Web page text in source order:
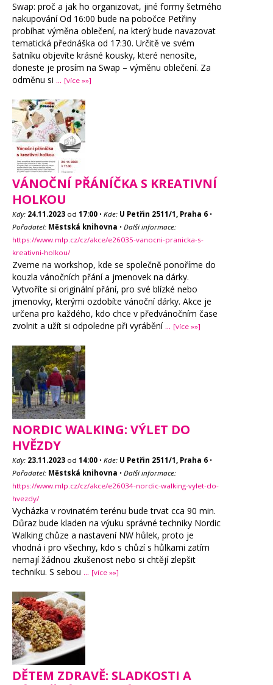
Swap: proč a jak ho organizovat, jiné formy šetrného
nakupování Od 16:00 bude na pobočce Petřiny
probíhat výměna oblečení, na který bude navazovat
tematická přednáška od 17:30. Určitě ve svém
šatníku objevíte krásné kousky, které nenosíte,
doneste je prosím na Swap – výměnu oblečení. Za
odměnu si ... [více »»]
VÁNOČNÍ PŘÁNÍČKA S KREATIVNÍ
HOLKOU
Kdy: 24.11.2023 od 17:00 • Kde: U Petřin 2511/1, Praha 6 •
Pořadatel: Městská knihovna • Další informace:
https://www.mlp.cz/cz/akce/e26035-vanocni-pranicka-s-
kreativni-holkou/
Zveme na workshop, kde se společně ponoříme do
kouzla vánočních přání a jmenovek na dárky.
Vytvoříte si originální přání, pro své blízké nebo
jmenovky, kterými ozdobíte vánoční dárky. Akce je
určena pro každého, kdo chce v předvánočním čase
zvolnit a užít si odpoledne při vyrábění... [více »»]
NORDIC WALKING: VÝLET DO
HVĚZDY
Kdy: 23.11.2023 od 14:00 • Kde: U Petřin 2511/1, Praha 6 •
Pořadatel: Městská knihovna • Další informace:
https://www.mlp.cz/cz/akce/e26034-nordic-walking-vylet-do-
hvezdy/
Vycházka v rovinatém terénu bude trvat cca 90 min.
Důraz bude kladen na výuku správné techniky Nordic
Walking chůze a nastavení NW hůlek, proto je
vhodná i pro všechny, kdo s chůzí s hůlkami zatím
nemají žádnou zkušenost nebo si chtějí zlepšit
techniku. S sebou ... [více »»]
DĚTEM ZDRAVĚ: SLADKOSTI A